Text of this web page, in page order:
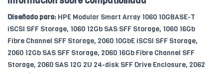
Diseñado para: HPE Modular Smart Array 1060 10GBASE-T
iSCSI SFF Storage, 1060 12Gb SAS SFF Storage, 1060 16Gb
Fibre Channel SFF Storage, 2060 10GbE iSCSI SFF Storage,
2060 12Gb SAS SFF Storage, 2060 16Gb Fibre Channel SFF
Storage, 2060 SAS 12G 2U 24-disk SFF Drive Enclosure, 2062